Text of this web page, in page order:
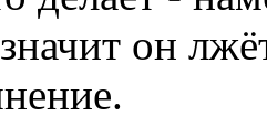
он